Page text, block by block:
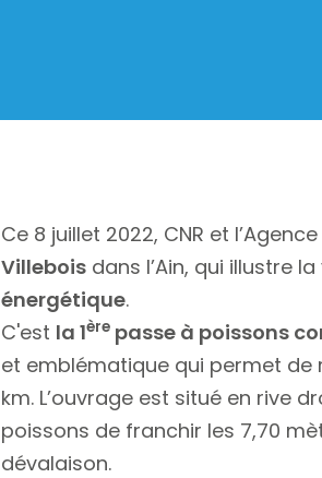
Ce 8 juillet 2022, CNR et
Villebois dans l’Ain, qui illustre
énergétique.
C'est la 1ère passe à poissons
et emblématique qui permet de
km. L’ouvrage est situé en rive
poissons de franchir les 7,70
dévalaison.